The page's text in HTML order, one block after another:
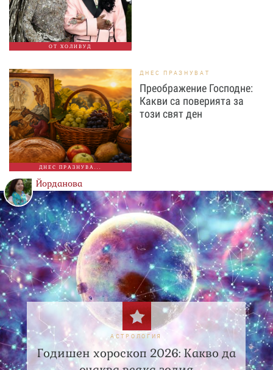
ОТ ХОЛИВУД
ДНЕС ПРАЗНУВА...
ДНЕС ПРАЗНУВАТ
Преображение Господне:
Какви са поверията за
този свят ден
Йорданова
АСТРОЛОГИЯ
Годишен хороскоп 2026: Какво да